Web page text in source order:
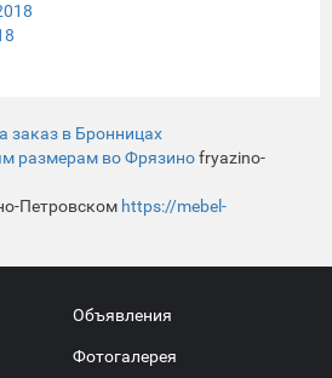
заказ в Бронницах
размерам во Фрязиноfryazino-
Петровском https://mebel-
Объявления
Фотогалерея